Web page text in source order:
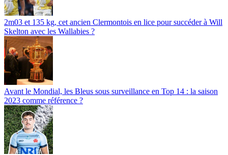
2m03 et 135 kg, cet ancien Clermontois en lice pour succéder à Will
Skelton avec les Wallabies ?
Avant le Mondial, les Bleus sous surveillance en Top 14 : la saison
2023 comme référence ?